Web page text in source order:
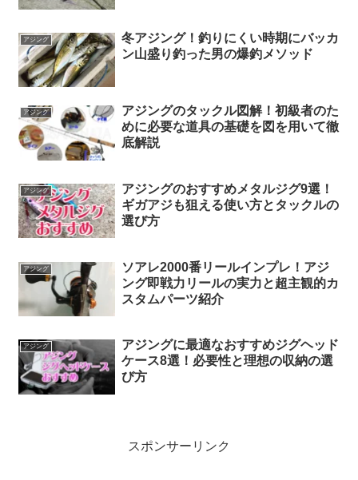
アジング
冬アジング！釣りにくい時期にバッカ
ン山盛り釣った男の爆釣メソッド
アジング
アジングのタックル図解！初級者のた
めに必要な道具の基礎を図を用いて徹
底解説
アジング
アジングのおすすめメタルジグ9選！
ギガアジも狙える使い方とタックルの
選び方
アジング
ソアレ2000番リールインプレ！アジ
ング即戦力リールの実力と超主観的カ
スタムパーツ紹介
アジング
アジングに最適なおすすめジグヘッド
ケース8選！必要性と理想の収納の選
び方
スポンサーリンク